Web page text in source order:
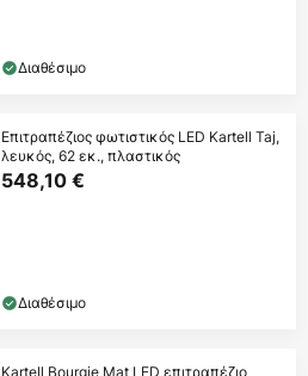
Διαθέσιμο
Επιτραπέζιος φωτιστικός LED Kartell Taj,
λευκός, 62 εκ., πλαστικός
548,10 €
Διαθέσιμο